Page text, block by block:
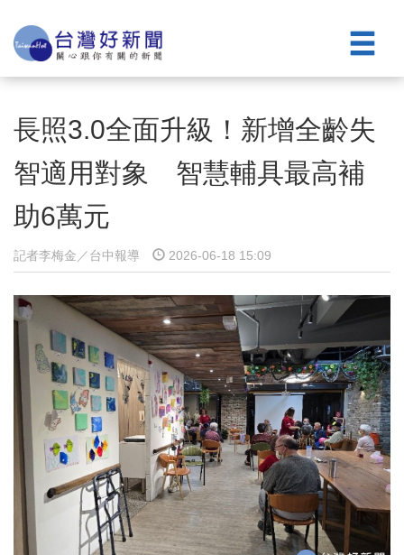
長照3.0全面升級！新增全齡失
智適用對象 智慧輔具最高補
助6萬元
記者李梅金／台中報導 2026-06-18 15:09